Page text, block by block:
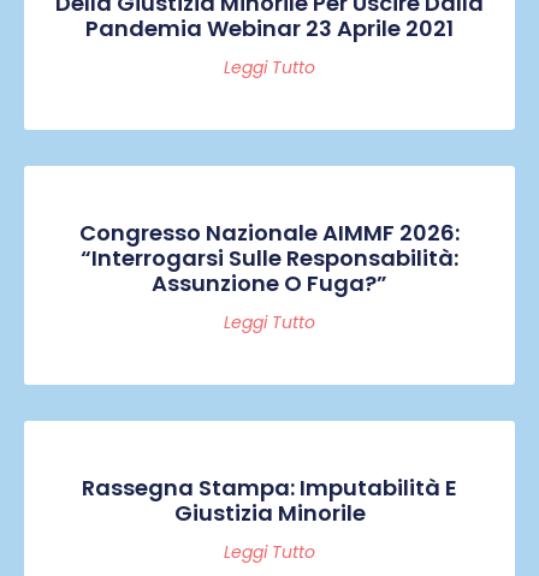
Pandemia Webinar 23 Aprile 2021
Leggi Tutto
Congresso Nazionale AIMMF 2026:
“Interrogarsi Sulle Responsabilità:
Assunzione O Fuga?”
Leggi Tutto
Rassegna Stampa: Imputabilità E
Giustizia Minorile
Leggi Tutto